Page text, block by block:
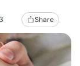
Share